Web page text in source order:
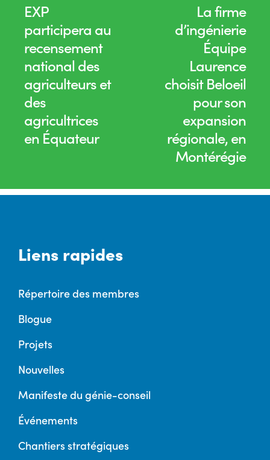
EXP
participera au
recensement
national des
agriculteurs et
des
agricultrices
en Équateur
La firme
d’ingénierie
Équipe
Laurence
choisit Beloeil
pour son
expansion
régionale, en
Montérégie
Liens rapides
Répertoire des membres
Blogue
Projets
Nouvelles
Manifeste du génie-conseil
Événements
Chantiers stratégiques